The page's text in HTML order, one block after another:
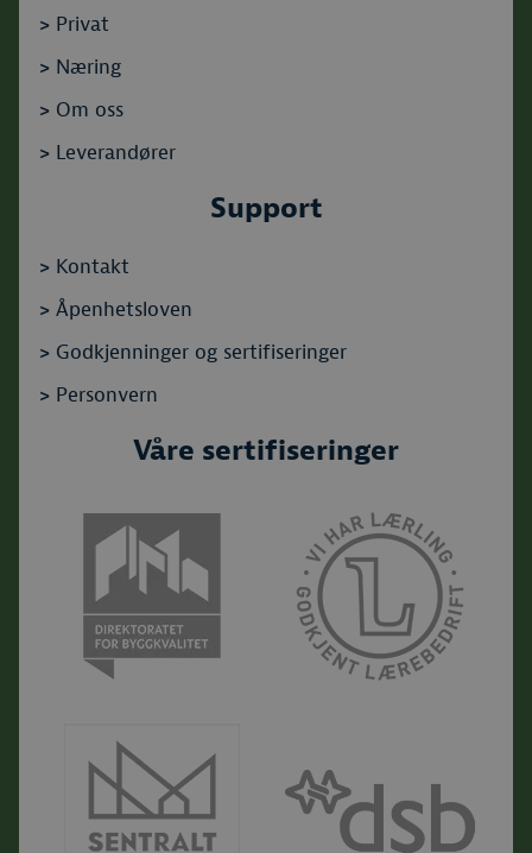
> Privat
> Næring
> Om oss
> Leverandører
Support
> Kontakt
> Åpenhetsloven
> Godkjenninger og sertifiseringer
> Personvern
Våre sertifiseringer